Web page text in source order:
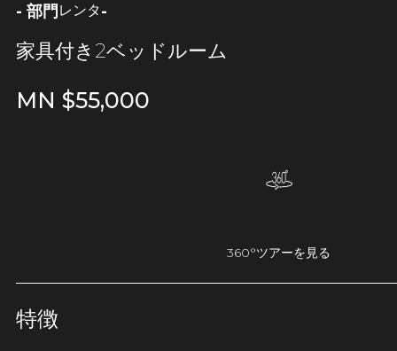
- 部門 レンタ-
家具付き2ベッドルーム
MN $55,000
360°ツアーを見る
特徴